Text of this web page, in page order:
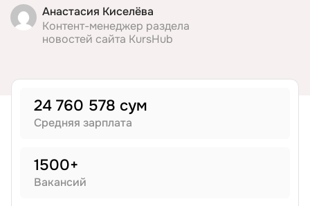
Анастасия Киселёва
Контент-менеджер раздела
новостей сайта KursHub
24 760 578 сум
Средняя зарплата
1500+
Вакансий
Иностранные языки
Soft Skills
Детям
Акции и промокоды